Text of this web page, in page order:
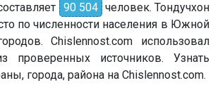
90 504 человек. Тондучхон
по численности населения в Южной
Chislennost.com использовал
проверенных источников. Узнать
города, района на Chislennost.com.